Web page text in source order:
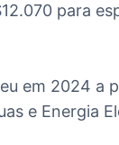
para
em 2024 a
e Energia